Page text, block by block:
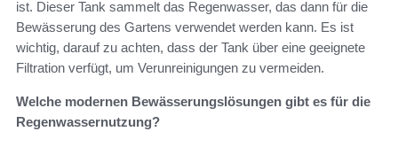
ist. Dieser Tank sammelt das Regenwasser, das dann für die
Bewässerung des Gartens verwendet werden kann. Es ist
wichtig, darauf zu achten, dass der Tank über eine geeignete
Filtration verfügt, um Verunreinigungen zu vermeiden.
Welche modernen Bewässerungslösungen gibt es für die
Regenwassernutzung?